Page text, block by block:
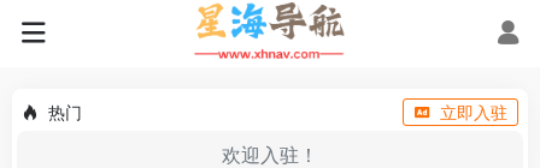
热门 立即入驻
欢迎入驻！